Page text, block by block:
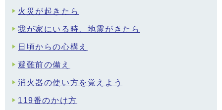
火災が起きたら
我が家にいる時、地震がきたら
日頃からの心構え
避難前の備え
消火器の使い方を覚えよう
119番のかけ方